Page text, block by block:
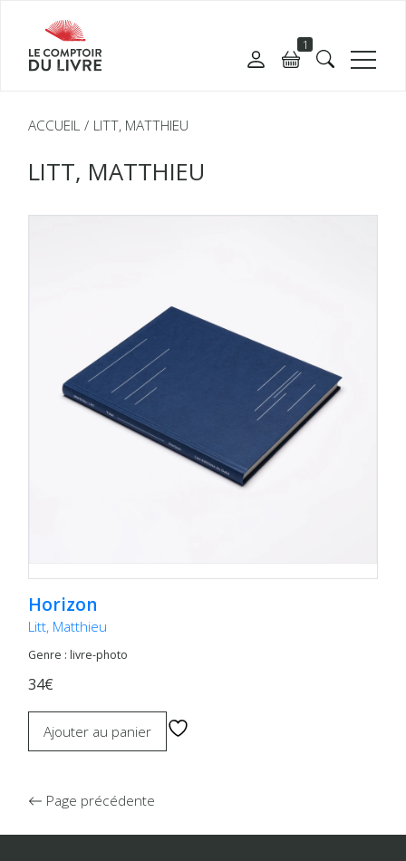
1
ACCUEIL LITT, MATTHIEU
LITT, MATTHIEU
Horizon
Litt, Matthieu
Genre : livre-photo
34€
Ajouter au panier
Page précédente